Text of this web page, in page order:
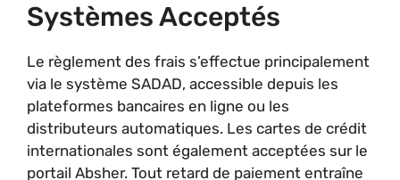
Systèmes Acceptés
Le règlement des frais s’effectue principalement
via le système SADAD, accessible depuis les
plateformes bancaires en ligne ou les
distributeurs automatiques. Les cartes de crédit
internationales sont également acceptées sur le
portail Absher. Tout retard de paiement entraîne